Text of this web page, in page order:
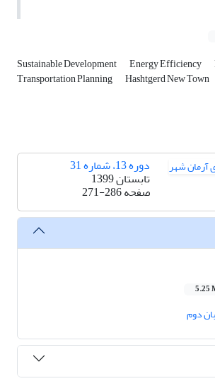
Sustainable Development Energy Efficiency
Transportation Planning Hashtgerd New Town
دوره 13، شماره 31
تابستان 1399
صفحه271-286
5.25
دوم